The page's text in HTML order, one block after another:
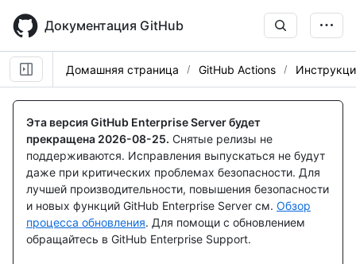
main
content
Документация GitHub
Домашняя страница GitHub Actions
Эта версия GitHub Enterprise Server будет
прекращена 2026-08-25. Снятые релизы не
поддерживаются. Исправления выпускаться не будут
даже при критических проблемах безопасности. Для
лучшей производительности, повышения безопасности
и новых функций GitHub Enterprise Server см. Обзор
процесса обновления. Для помощи с обновлением
обращайтесь в GitHub Enterprise Support.